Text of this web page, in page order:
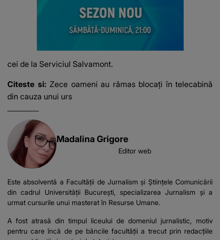
cei de la Serviciul Salvamont.
Citeste si: Zece oameni au rămas blocaţi în telecabină
din cauza unui urs
Madalina Grigore
Editor web
Este absolventă a Facultății de Jurnalism și Științele Comunicării
din cadrul Universității București, specializarea Jurnalism și a
urmat cursurile unui masterat în Resurse Umane.
A fost atrasă din timpul liceului de domeniul jurnalistic, motiv
pentru care încă de pe băncile facultății a trecut prin redacțiile